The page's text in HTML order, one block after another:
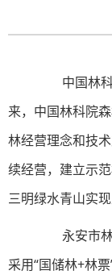
中国林科
来，中国林科院
林经营理念和技
续经营，建立示
三明绿水青山实
永安市林
采用“国储林+林